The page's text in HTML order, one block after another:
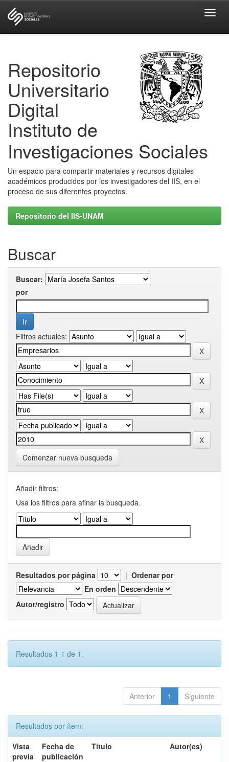
Repositorio
Universitario
Digital
Instituto de
Investigaciones Sociales
Un espacio para compartir materiales y recursos digitales
académicos producidos por los investigadores del IIS, en el
proceso de sus diferentes proyectos.
Repositorio del IIS-UNAM
Buscar
Buscar:
por
Filtros actuales:
Comenzar nueva busqueda
Añadir filtros:
Usa los filtros para afinar la busqueda.
Resultados por página | Ordenar por
En orden
Autor/registro
Resultados 1-1 de 1.
Anterior 1 Siguiente
Resultados por ítem:
Vista
previa
Fecha de
publicación
Título Autor(es)